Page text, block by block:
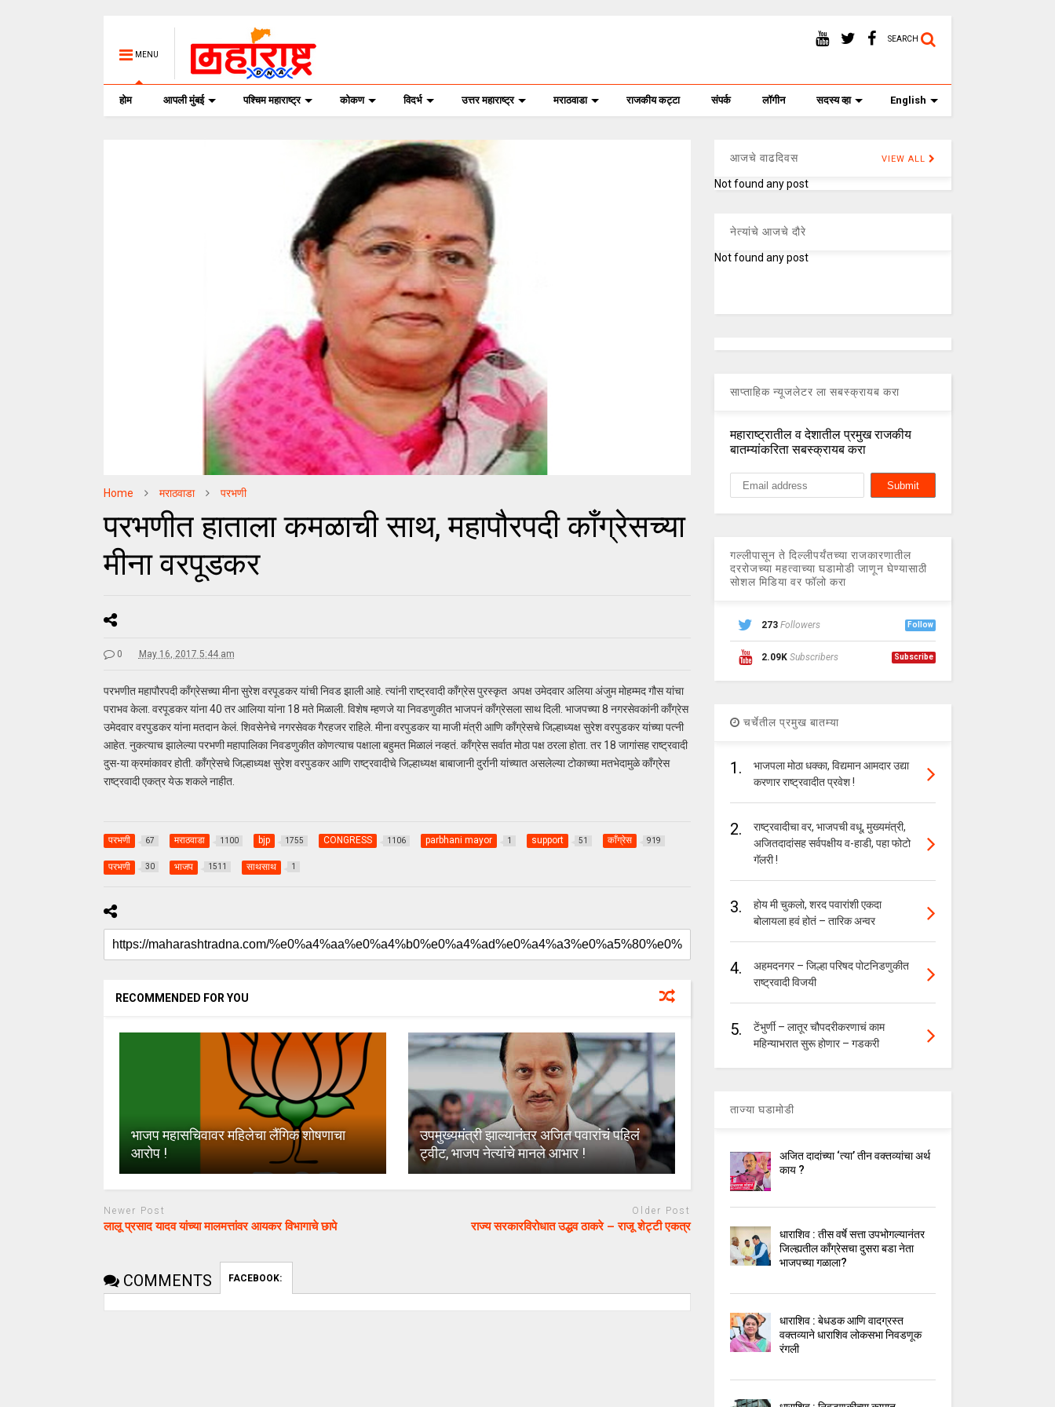
MENU
SEARCH
होम आपली मुंबई पश्चिम महाराष्ट्र कोकण विदर्भ उत्तर महाराष्ट्र मराठवाडा राजकीय कट्टा संपर्क लॉगीन सदस्य व्हा English
Home मराठवाडा परभणी
परभणीत हाताला कमळाची साथ, महापौरपदी काँग्रेसच्या
मीना वरपूडकर
0 May 16, 2017 5:44 am
परभणीत महापौरपदी काँग्रेसच्या मीना सुरेश वरपूडकर यांची निवड झाली आहे. त्यांनी राष्ट्रवादी काँग्रेस पुरस्कृत अपक्ष उमेदवार अलिया अंजुम मोहम्मद गौस यांचा
पराभव केला. वरपूडकर यांना 40 तर आलिया यांना 18 मते मिळाली. विशेष म्हणजे या निवडणुकीत भाजपनं काँग्रेसला साथ दिली. भाजपच्या 8 नगरसेवकांनी काँग्रेस
उमेदवार वरपुडकर यांना मतदान केलं. शिवसेनेचे नगरसेवक गैरहजर राहिले. मीना वरपुडकर या माजी मंत्री आणि काँग्रेसचे जिल्हाध्यक्ष सुरेश वरपुडकर यांच्या पत्नी
आहेत. नुकत्याच झालेल्या परभणी महापालिका निवडणुकीत कोणत्याच पक्षाला बहुमत मिळालं नव्हतं. काँग्रेस सर्वात मोठा पक्ष ठरला होता. तर 18 जागांसह राष्ट्रवादी
दुस-या क्रमांकावर होती. काँग्रेसचे जिल्हाध्यक्ष सुरेश वरपुडकर आणि राष्ट्रवादीचे जिल्हाध्यक्ष बाबाजानी दुर्रानी यांच्यात असलेल्या टोकाच्या मतभेदामुळे काँग्रेस
राष्ट्रवादी एकत्र येऊ शकले नाहीत.
परभणी 67 मराठवाडा 1100 bjp 1755 CONGRESS 1106 parbhani mayor 1 support 51 काँग्रेस 919
परभणी 30 भाजप 1511 साथसाथ 1
RECOMMENDED FOR YOU
भाजप महासचिवावर महिलेचा लैंगिक शोषणाचा
आरोप !
उपमुख्यमंत्री झाल्यानंतर अजित पवारांचं पहिलं
ट्वीट, भाजप नेत्यांचे मानले आभार !
Newer Post
लालू प्रसाद यादव यांच्या मालमत्तांवर आयकर विभागाचे छापे
Older Post
राज्य सरकारविरोधात उद्धव ठाकरे – राजू शेट्टी एकत्र
COMMENTS FACEBOOK:
आजचे वाढदिवस VIEW ALL
Not found any post
नेत्यांचे आजचे दौरे
Not found any post
साप्ताहिक न्यूजलेटर ला सबस्क्रायब करा
महाराष्ट्रातील व देशातील प्रमुख राजकीय
बातम्यांकरिता सबस्क्रायब करा
गल्लीपासून ते दिल्लीपर्यंतच्या राजकारणातील
दररोजच्या महत्वाच्या घडामोडी जाणून घेण्यासाठी
सोशल मिडिया वर फॉलो करा
273 Followers Follow
2.09K Subscribers Subscribe
चर्चेतील प्रमुख बातम्या
1.
भाजपला मोठा धक्का, विद्यमान आमदार उद्या
करणार राष्ट्रवादीत प्रवेश !
2.
राष्ट्रवादीचा वर, भाजपची वधू, मुख्यमंत्री,
अजितदादांसह सर्वपक्षीय व-हाडी, पहा फोटो
गॅलरी !
3.
होय मी चुकलो, शरद पवारांशी एकदा
बोलायला हवं होतं – तारिक अन्वर
4.
अहमदनगर – जिल्हा परिषद पोटनिडणुकीत
राष्ट्रवादी विजयी
5.
टेंभुर्णी – लातूर चौपदरीकरणाचं काम
महिन्याभरात सुरू होणार – गडकरी
ताज्या घडामोडी
अजित दादांच्या ‘त्या’ तीन वक्तव्यांचा अर्थ
काय ?
धाराशिव : तीस वर्षे सत्ता उपभोगल्यानंतर
जिल्ह्यतील कॉंग्रेसचा दुसरा बडा नेता
भाजपच्या गळाला?
धाराशिव : बेधडक आणि वादग्रस्त
वक्तव्याने धाराशिव लोकसभा निवडणूक
रंगली